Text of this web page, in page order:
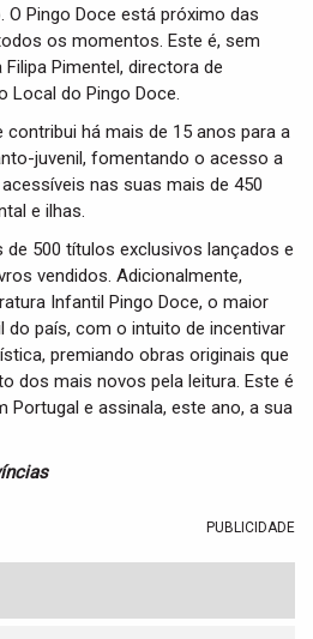
Pingo Doce está próximo das
os momentos. Este é, sem
Pimentel, directora de
Local do Pingo Doce.
contribui há mais de 15 anos para a
juvenil, fomentando o acesso a
nas suas mais de 450
e ilhas.
500 títulos exclusivos lançados e
vendidos. Adicionalmente,
Infantil Pingo Doce, o maior
do país, com o intuito de incentivar
premiando obras originais que
dos mais novos pela leitura. Este é
Portugal e assinala, este ano, a sua
PUBLICIDADE